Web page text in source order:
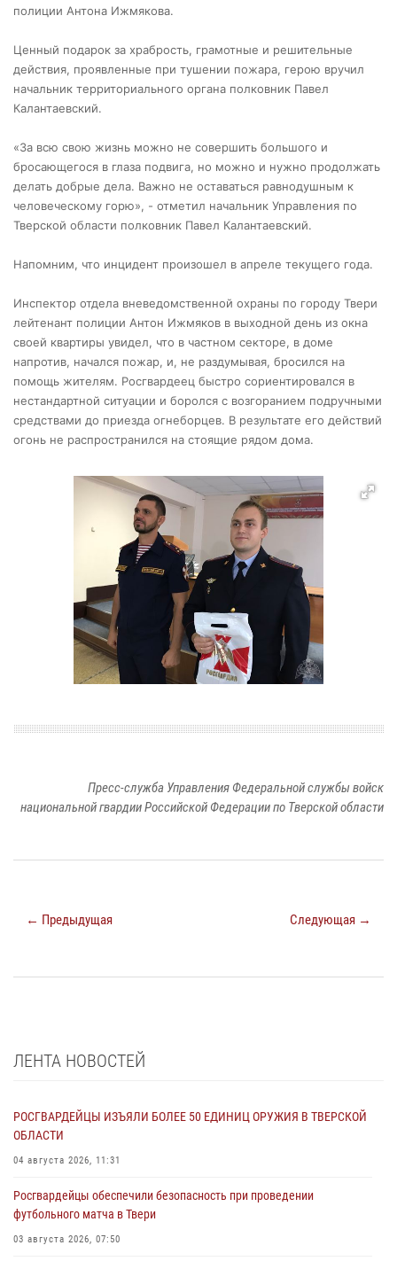
полиции Антона Ижмякова.
Ценный подарок за храбрость, грамотные и решительные
действия, проявленные при тушении пожара, герою вручил
начальник территориального органа полковник Павел
Калантаевский.
«За всю свою жизнь можно не совершить большого и
бросающегося в глаза подвига, но можно и нужно продолжать
делать добрые дела. Важно не оставаться равнодушным к
человеческому горю», - отметил начальник Управления по
Тверской области полковник Павел Калантаевский.
Напомним, что инцидент произошел в апреле текущего года.
Инспектор отдела вневедомственной охраны по городу Твери
лейтенант полиции Антон Ижмяков в выходной день из окна
своей квартиры увидел, что в частном секторе, в доме
напротив, начался пожар, и, не раздумывая, бросился на
помощь жителям. Росгвардеец быстро сориентировался в
нестандартной ситуации и боролся с возгоранием подручными
средствами до приезда огнеборцев. В результате его действий
огонь не распространился на стоящие рядом дома.
Пресс-служба Управления Федеральной службы войск
национальной гвардии Российской Федерации по Тверской области
← Предыдущая Следующая →
ЛЕНТА НОВОСТЕЙ
РОСГВАРДЕЙЦЫ ИЗЪЯЛИ БОЛЕЕ 50 ЕДИНИЦ ОРУЖИЯ В ТВЕРСКОЙ
ОБЛАСТИ
04 августа 2026, 11:31
Росгвардейцы обеспечили безопасность при проведении
футбольного матча в Твери
03 августа 2026, 07:50